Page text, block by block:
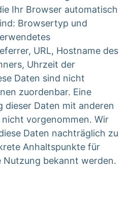
Ihr Browser automatisch
Browsertyp und
URL, Hostname des
Uhrzeit der
Daten sind nicht
zuordenbar. Eine
dieser Daten mit anderen
vorgenommen. Wir
Daten nachträglich zu
Anhaltspunkte für
Nutzung bekannt werden.